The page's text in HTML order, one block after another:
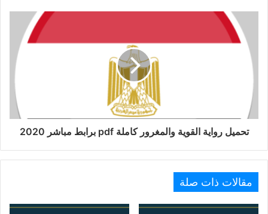
تحميل رواية القوية والمغرور كاملة pdf برابط مباشر 2020
مقالات ذات صلة